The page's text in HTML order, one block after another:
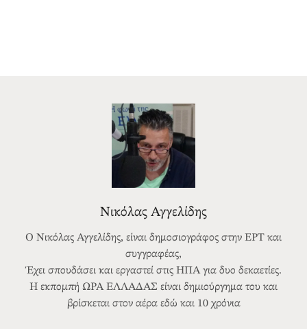
Νικόλας Αγγελίδης
Ο Νικόλας Αγγελίδης, είναι δημοσιογράφος στην ΕΡΤ και
συγγραφέας,
Έχει σπουδάσει και εργαστεί στις ΗΠΑ για δυο δεκαετίες.
Η εκπομπή ΩΡΑ ΕΛΛΑΔΑΣ είναι δημιούργημα του και
βρίσκεται στον αέρα εδώ και 10 χρόνια